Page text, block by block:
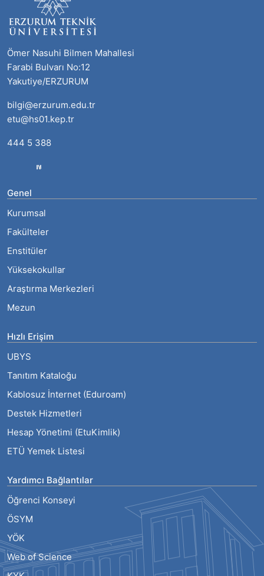
Ömer Nasuhi Bilmen Mahallesi
Farabi Bulvarı No:12
Yakutiye/ERZURUM
bilgi@erzurum.edu.tr
etu@hs01.kep.tr
444 5 388
Genel
Kurumsal
Fakülteler
Enstitüler
Yüksekokullar
Araştırma Merkezleri
Mezun
Hızlı Erişim
UBYS
Tanıtım Kataloğu
Kablosuz İnternet (Eduroam)
Destek Hizmetleri
Hesap Yönetimi (EtuKimlik)
ETÜ Yemek Listesi
Yardımcı Bağlantılar
Öğrenci Konseyi
ÖSYM
YÖK
Web of Science